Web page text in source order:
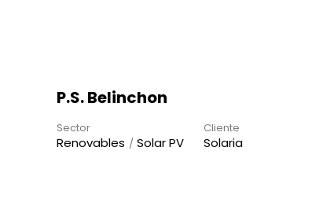
P.S. Belinchon
Sector
Renovables Solar PV
Cliente
Solaria